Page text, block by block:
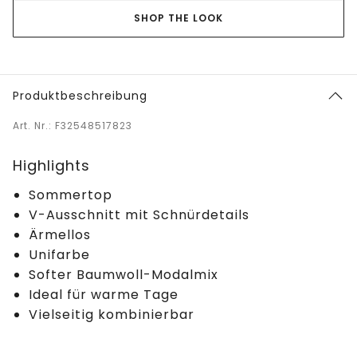
SHOP THE LOOK
Produktbeschreibung
Art. Nr.: F32548517823
Highlights
Sommertop
V-Ausschnitt mit Schnürdetails
Ärmellos
Unifarbe
Softer Baumwoll-Modalmix
Ideal für warme Tage
Vielseitig kombinierbar